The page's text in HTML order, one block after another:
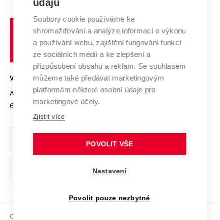
Systém zajišťování kvality výzkumu
Výzkumné infrastruktury
Transfer znalostí
Open Science
Projekty
Projekty ze strukturálních fondů
Specifický výzkum
Zahraniční spolupráce
Spolupráce se školami
Služby univerzity
Mezinárodní dohody
Univerzitní sítě
Profil univerzity
Udržitelná univerzita
Podnikavá univerzita / ContriBUTe
Bezpečná univerzita
Vyznamenání
Organizační struktura
Ochrana osobních údajů
odkaz)
Sociální bezpečí
učení
technické
VYSOKÉ UČENÍ TECHNICKÉ V BRNĚ
Antonínská 548/1
602 00 Brno
www.vut.cz
vut@vutbr.cz
Copyright © 2026 VUT
údajů
Soubory cookie používáme ke
shromažďování a analýze informací o výkonu
a používání webu, zajištění fungování funkcí
ze sociálních médií a ke zlepšení a
přizpůsobení obsahu a reklam. Se souhlasem
můžeme také předávat marketingovým
platformám některé osobní údaje pro
marketingové účely.
Zjistit více
POVOLIT VŠE
Nastavení
Povolit pouze nezbytné